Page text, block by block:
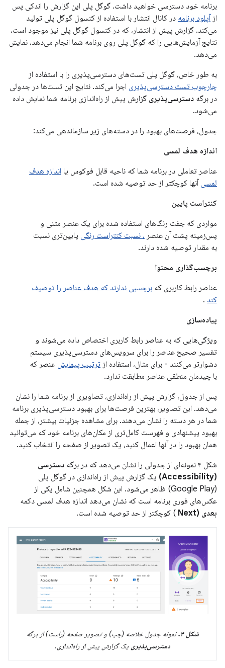
برنامه خود دسترسی خواهید داشت. گوگل پلی این گزارش را اندکی پس
ازآپلود برنامه در کانال انتشار با استفاده از کنسول گوگل پلی تولید
می‌کند. گزارش پیش از انتشار، که در کنسول گوگل پلی نیز موجود است،
نتایج آزمایش‌هایی را که گوگل پلی روی برنامه شما انجام می‌دهد، نمایش
می‌دهد.
به طور خاص، گوگل پلی تست‌های دسترسی‌پذیری را با استفاده از
چارچوب تست دسترسی‌پذیری اجرا می‌کند. نتایج این تست‌ها در جدولی
در برگه دسترسی‌پذیری گزارش پیش از راه‌اندازی برنامه شما نمایش داده
می‌شود.
جدول، فرصت‌های بهبود را در دسته‌های زیر سازماندهی می‌کند:
اندازه هدف لمسی
عناصر تعاملی در برنامه شما که ناحیه قابل فوکوس یا اندازه هدف
لمسی آنها کوچکتر از حد توصیه شده است.
کنتراست پایین
مواردی که جفت رنگ‌های استفاده شده برای یک عنصر متنی و
پس‌زمینه پشت آن عنصر ، نسبت کنتراست رنگی پایین‌تری نسبت
به مقدار توصیه شده دارند.
برچسب‌گذاری محتوا
عناصر رابط کاربری که برچسبی ندارند که هدف عناصر را توصیف
کند .
پیاده‌سازی
ویژگی‌هایی که به عناصر رابط کاربری اختصاص داده می‌شوند و
تفسیر صحیح عناصر را برای سرویس‌های دسترسی‌پذیری سیستم
دشوارتر می‌کنند - برای مثال، استفاده از ترتیب پیمایش عنصر که
با چیدمان منطقی عناصر مطابقت ندارد.
پس از جدول، گزارش پیش از راه‌اندازی، تصاویری از برنامه شما را نشان
می‌دهد. این تصاویر، بهترین فرصت‌ها برای بهبود دسترسی‌پذیری برنامه
شما در هر دسته را نشان می‌دهند. برای مشاهده جزئیات بیشتر، از جمله
بهبود پیشنهادی و فهرست کامل‌تری از مکان‌های برنامه خود که می‌توانید
همان بهبود را در آنها اعمال کنید، یک تصویر از صفحه را انتخاب کنید.
شکل ۴ نمونه‌ای از جدولی را نشان می‌دهد که در برگه
دسترسی
(Accessibility)
یک گزارش پیش از راه‌اندازی در گوگل پلی
(Google Play) ظاهر می‌شود. این شکل همچنین شامل یکی از
عکس‌های فوری برنامه است که نشان می‌دهد اندازه هدف لمسی دکمه
بعدی (Next
) کوچکتر از حد توصیه شده است.
شکل ۴.
نمونه جدول خلاصه (چپ) و تصویر صفحه (راست) از برگه
دسترسی‌پذیری یک گزارش پیش از راه‌اندازی.